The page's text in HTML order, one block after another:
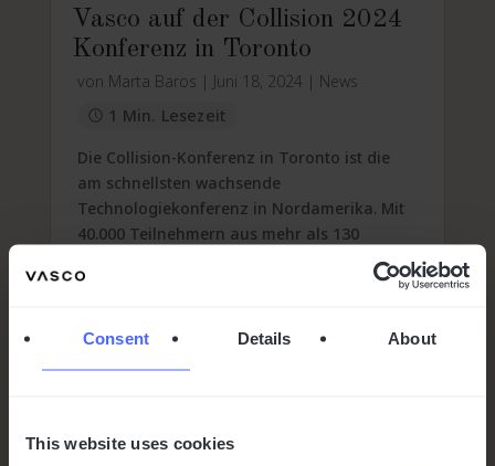
Consent Details About
This website uses cookies
Vasco auf der Collision 2024
Konferenz in Toronto
von Marta Baros | Juni 18, 2024 | News
1 Min. Lesezeit
Die Collision-Konferenz in Toronto ist die
am schnellsten wachsende
Technologiekonferenz in Nordamerika. Mit
40.000 Teilnehmern aus mehr als 130
Branchenverans...